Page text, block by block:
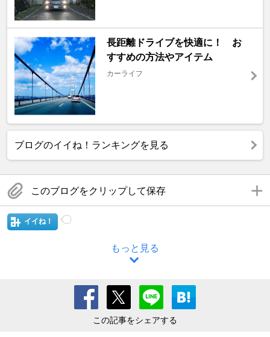
長距離ドライブを快適に！ お
すすめの方法やアイテム
カーライフ
ブログのイイね！ランキングを見る
このブログをクリップして保存
イイね！
もっと見る
この記事をシェアする